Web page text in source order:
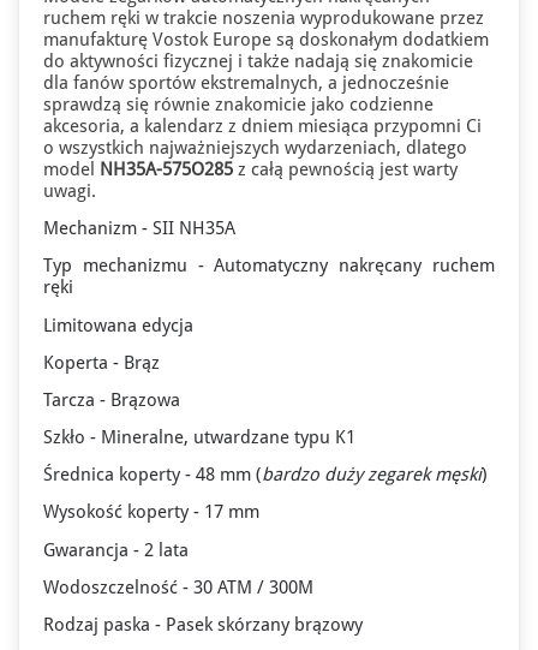
ruchem ręki w trakcie noszenia wyprodukowane przez
manufakturę Vostok Europe są doskonałym dodatkiem
do aktywności fizycznej i także nadają się znakomicie
dla fanów sportów ekstremalnych, a jednocześnie
sprawdzą się równie znakomicie jako codzienne
akcesoria, a kalendarz z dniem miesiąca przypomni Ci
o wszystkich najważniejszych wydarzeniach, dlatego
model NH35A-575O285 z całą pewnością jest warty
uwagi.
Mechanizm - SII NH35A
Typ mechanizmu - Automatyczny nakręcany ruchem
ręki
Limitowana edycja
Koperta - Brąz
Tarcza - Brązowa
Szkło - Mineralne, utwardzane typu K1
Średnica koperty - 48 mm (bardzo duży zegarek męski)
Wysokość koperty - 17 mm
Gwarancja - 2 lata
Wodoszczelność - 30 ATM / 300M
Rodzaj paska - Pasek skórzany brązowy